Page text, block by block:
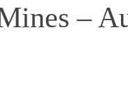
–